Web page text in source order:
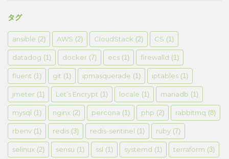
タグ
ansible (2) AWS (2) CloudStack (2) CS (1)
datadog (1) docker (7) ecs (1) firewalld (1)
fluent (1) git (1) ipmasquerade (1) iptables (1)
jmeter (1) Let’s Encrypt (1) locale (1) mariadb (1)
mysql (1) nginx (2) percona (1) php (2) rabbitmq (8)
rbenv (1) redis (3) redis-sentinel (1) ruby (7)
selinux (2) sensu (1) ssl (1) systemd (1) terraform (3)